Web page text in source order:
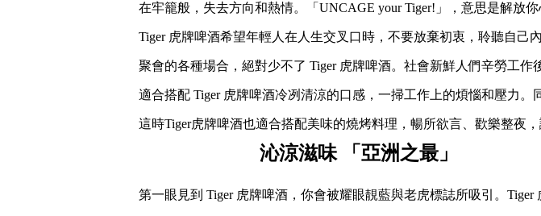
在牢籠般，失去方向和熱情。「UNCAGE your Tiger!」，意思是解放
Tiger 虎牌啤酒希望年輕人在人生交叉口時，不要放棄初衷，聆聽自己
聚會的各種場合，絕對少不了 Tiger 虎牌啤酒。社會新鮮人們辛勞工
適合搭配 Tiger 虎牌啤酒冷冽清涼的口感，一掃工作上的煩惱和壓力
這時Tiger虎牌啤酒也適合搭配美味的燒烤料理，暢所欲言、歡樂整夜，
沁涼滋味 「亞洲之最」
第一眼見到 Tiger 虎牌啤酒，你會被耀眼靚藍與老虎標誌所吸引。